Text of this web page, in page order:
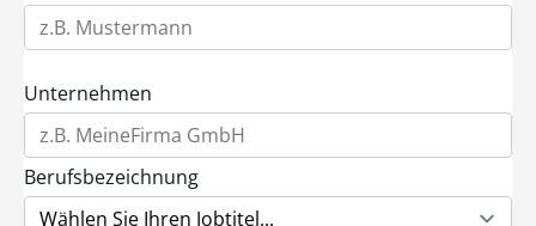
Unternehmen
Berufsbezeichnung